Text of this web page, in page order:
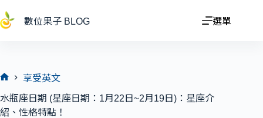
至
容
數位果子 BLOG 選單
頁
享受英文
水瓶座日期 (星座日期：1月22日~2月19日)：星座介
紹、性格特點！